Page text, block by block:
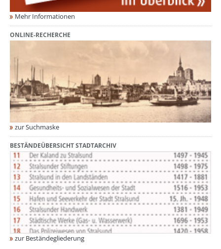
Mehr Informationen
ONLINE-RECHERCHE
zur Suchmaske
BESTÄNDEÜBERSICHT STADTARCHIV
zur Beständegliederung